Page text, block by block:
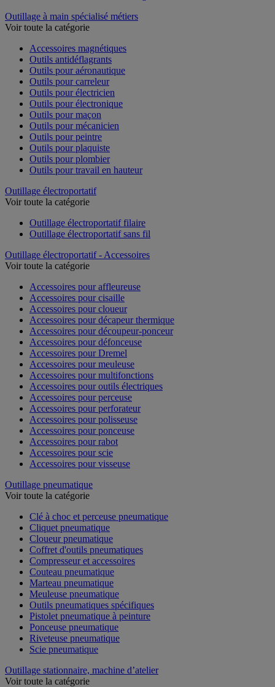
Outillage à main spécialisé métiers
Voir toute la catégorie
Accessoires magnétiques
Outils antidéflagrants
Outils pour aéronautique
Outils pour carreleur
Outils pour électricien
Outils pour électronique
Outils pour maçon
Outils pour mécanicien
Outils pour peintre
Outils pour plaquiste
Outils pour plombier
Outils pour travail en hauteur
Outillage électroportatif
Voir toute la catégorie
Outillage électroportatif filaire
Outillage électroportatif sans fil
Outillage électroportatif - Accessoires
Voir toute la catégorie
Accessoires pour affleureuse
Accessoires pour cisaille
Accessoires pour cloueur
Accessoires pour décapeur thermique
Accessoires pour découpeur-ponceur
Accessoires pour défonceuse
Accessoires pour Dremel
Accessoires pour meuleuse
Accessoires pour multifonctions
Accessoires pour outils électriques
Accessoires pour perceuse
Accessoires pour perforateur
Accessoires pour polisseuse
Accessoires pour ponceuse
Accessoires pour rabot
Accessoires pour scie
Accessoires pour visseuse
Outillage pneumatique
Voir toute la catégorie
Clé à choc et perceuse pneumatique
Cliquet pneumatique
Cloueur pneumatique
Coffret d'outils pneumatiques
Compresseur et accessoires
Couteau pneumatique
Marteau pneumatique
Meuleuse pneumatique
Outils pneumatiques spécifiques
Pistolet pneumatique à peinture
Ponceuse pneumatique
Riveteuse pneumatique
Scie pneumatique
Outillage stationnaire, machine d’atelier
Voir toute la catégorie